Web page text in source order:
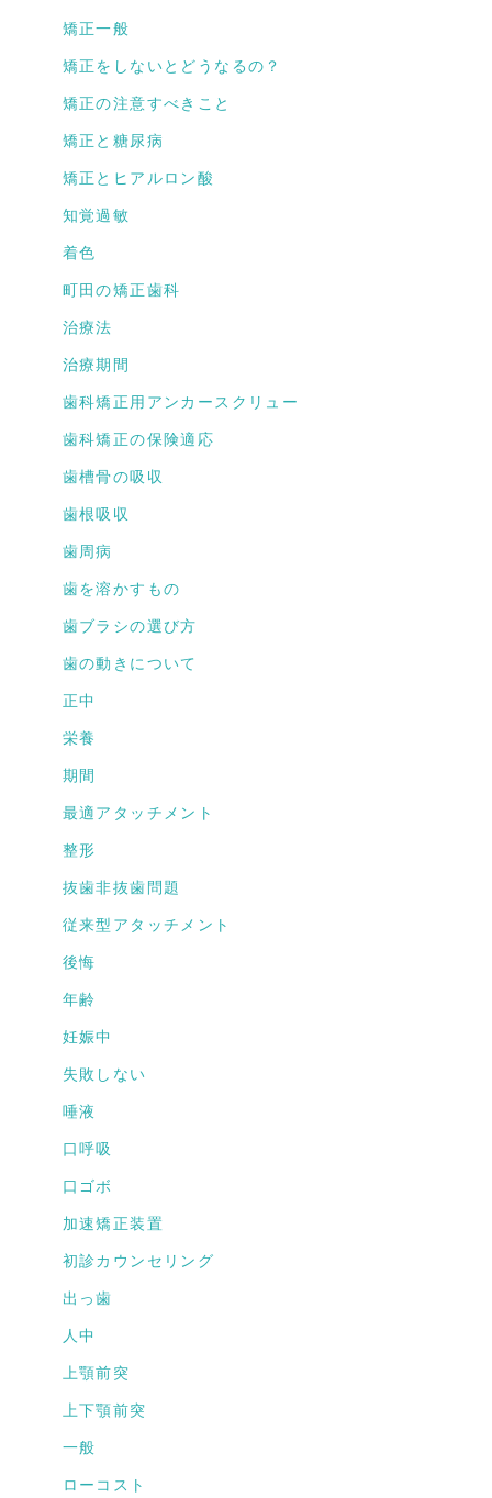
矯正一般
矯正をしないとどうなるの？
矯正の注意すべきこと
矯正と糖尿病
矯正とヒアルロン酸
知覚過敏
着色
町田の矯正歯科
治療法
治療期間
歯科矯正用アンカースクリュー
歯科矯正の保険適応
歯槽骨の吸収
歯根吸収
歯周病
歯を溶かすもの
歯ブラシの選び方
歯の動きについて
正中
栄養
期間
最適アタッチメント
整形
抜歯非抜歯問題
従来型アタッチメント
後悔
年齢
妊娠中
失敗しない
唾液
口呼吸
口ゴボ
加速矯正装置
初診カウンセリング
出っ歯
人中
上顎前突
上下顎前突
一般
ローコスト